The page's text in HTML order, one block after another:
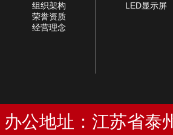
组织架构
荣誉资质
经营理念
LED显示屏
办公地址：江苏省泰